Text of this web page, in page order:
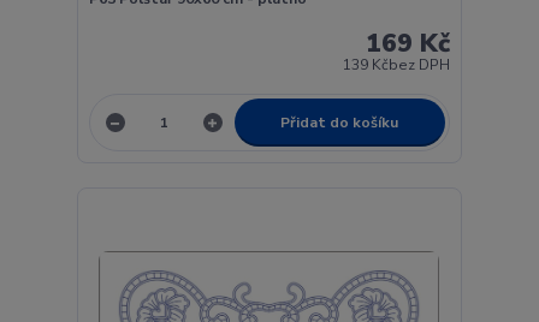
169 Kč
139 Kčbez DPH
Přidat do košíku